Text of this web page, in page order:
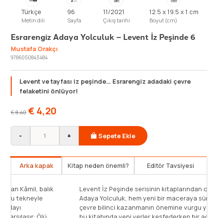
Türkçe
Metin dili
96
Sayfa
11/2021
Çıkış tarihi
12.5 x 19.5 x 1 cm
Boyut (cm)
Esrarengiz Adaya Yolculuk – Levent İz Peşinde 6
Mustafa Orakçı
9786050843484
Levent ve tayfası iz peşinde… Esrarengiz adadaki çevre
felaketini önlüyor!
€8,40 € 4,20
- + Sepete Ekle
Arka kapak Kitap neden önemli? Editör Tavsiyesi
Adada çiğ köfteci bulamadığı için surat asan Kâmil, balık
tutmaya karar verir. Kısa zamanda bulduğu tekneyle
tayfayı da geziye çıkarır. Tayfa, ufak bir adayı